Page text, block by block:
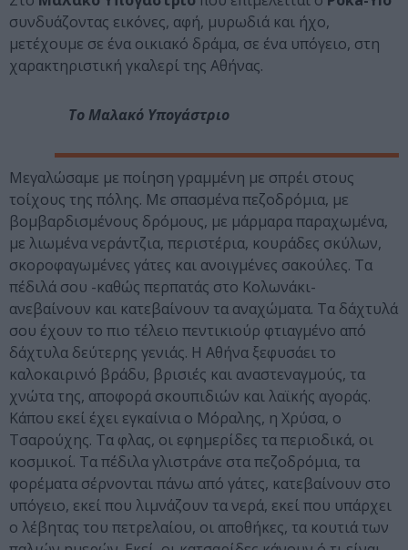
συνδυάζοντας εικόνες, αφή, μυρωδιά και ήχο,
μετέχουμε σε ένα οικιακό δράμα, σε ένα υπόγειο, στη
χαρακτηριστική γκαλερί της Αθήνας.
Το Μαλακό Υπογάστριο
Μεγαλώσαμε με ποίηση γραμμένη με σπρέι στους
τοίχους της πόλης. Με σπασμένα πεζοδρόμια, με
βομβαρδισμένους δρόμους, με μάρμαρα παραχωμένα,
με λιωμένα νεράντζια, περιστέρια, κουράδες σκύλων,
σκοροφαγωμένες γάτες και ανοιγμένες σακούλες. Τα
πέδιλά σου -καθώς περπατάς στο Κολωνάκι-
ανεβαίνουν και κατεβαίνουν τα αναχώματα. Τα δάχτυλά
σου έχουν το πιο τέλειο πεντικιούρ φτιαγμένο από
δάχτυλα δεύτερης γενιάς. Η Αθήνα ξεφυσάει το
καλοκαιρινό βράδυ, βρισιές και αναστεναγμούς, τα
χνώτα της, αποφορά σκουπιδιών και λαϊκής αγοράς.
Κάπου εκεί έχει εγκαίνια ο Μόραλης, η Χρύσα, ο
Τσαρούχης. Τα φλας, οι εφημερίδες τα περιοδικά, οι
κοσμικοί. Τα πέδιλα γλιστράνε στα πεζοδρόμια, τα
φορέματα σέρνονται πάνω από γάτες, κατεβαίνουν στο
υπόγειο, εκεί που λιμνάζουν τα νερά, εκεί που υπάρχει
ο λέβητας του πετρελαίου, οι αποθήκες, τα κουτιά των